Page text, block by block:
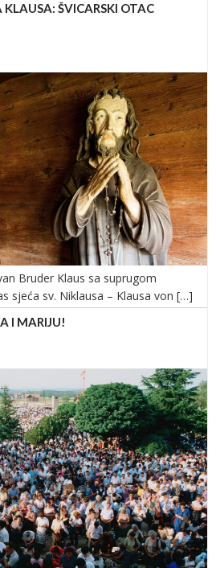
ŠVICARSKI OTAC
Bruder Klaus sa suprugom
sjeća sv. Niklausa – Klausa von […]
I MARIJU!